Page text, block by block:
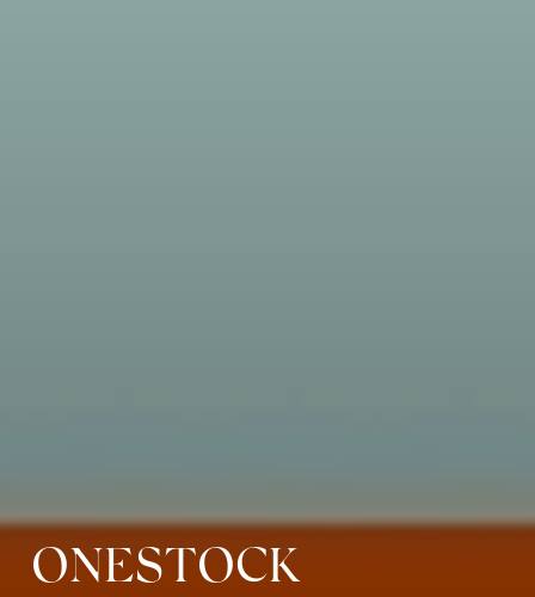
ONESTOCK